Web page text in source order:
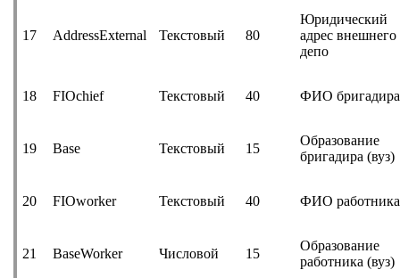
17 AddressExternal Текстовый 80
Юридический
адрес внешнего
депо
18 FIOchief Текстовый 40 ФИО бригадира
19 Base Текстовый 15
Образование
бригадира (вуз)
20 FIOworker Текстовый 40 ФИО работника
21 BaseWorker Числовой 15
Образование
работника (вуз)